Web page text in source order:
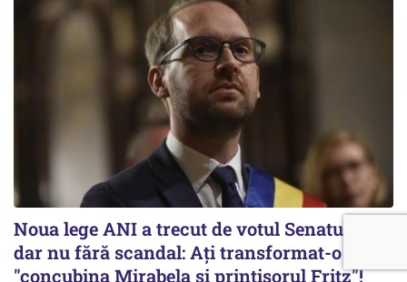
Noua lege ANI a trecut de votul Senatului,
dar nu fără scandal: Ați transformat-o în
"concubina Mirabela şi prinţişorul Fritz"!